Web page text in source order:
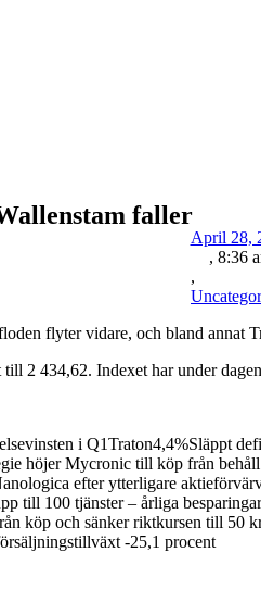
faller
April 28,
, 8:36
,
flyter vidare, och bland annat
2 434,62. Indexet har under
i Q1Traton4,4%Släppt
höjer Mycronic till köp från
efter ytterligare
till 100 tjänster – årliga
köp och sänker riktkursen till
-25,1 procent